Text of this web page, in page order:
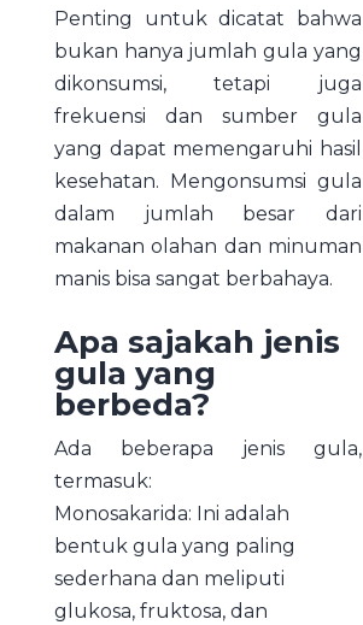
Penting untuk dicatat bahwa
bukan hanya jumlah gula yang
dikonsumsi, tetapi juga
frekuensi dan sumber gula
yang dapat memengaruhi hasil
kesehatan. Mengonsumsi gula
dalam jumlah besar dari
makanan olahan dan minuman
manis bisa sangat berbahaya.
Apa sajakah jenis
gula yang
berbeda?
Ada beberapa jenis gula,
termasuk:
Monosakarida: Ini adalah
bentuk gula yang paling
sederhana dan meliputi
glukosa, fruktosa, dan